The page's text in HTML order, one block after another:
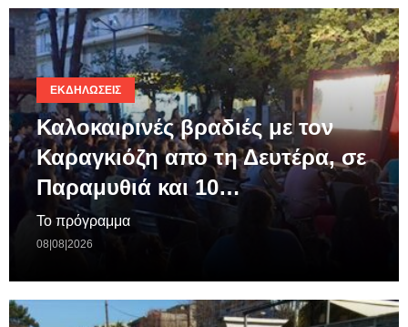
ΕΚΔΗΛΏΣΕΙΣ
Καλοκαιρινές βραδιές με τον
Καραγκιόζη απο τη Δευτέρα, σε
Παραμυθιά και 10…
Το πρόγραμμα
08|08|2026